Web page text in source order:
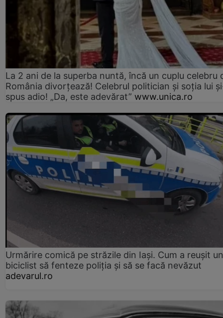
La 2 ani de la superba nuntă, încă un cuplu celebru
România divorțează! Celebrul politician și soția lui
spus adio! „Da, este adevărat” www.unica.ro
Urmărire comică pe străzile din Iași. Cum a reușit un
biciclist să fenteze poliția și să se facă nevăzut
adevarul.ro